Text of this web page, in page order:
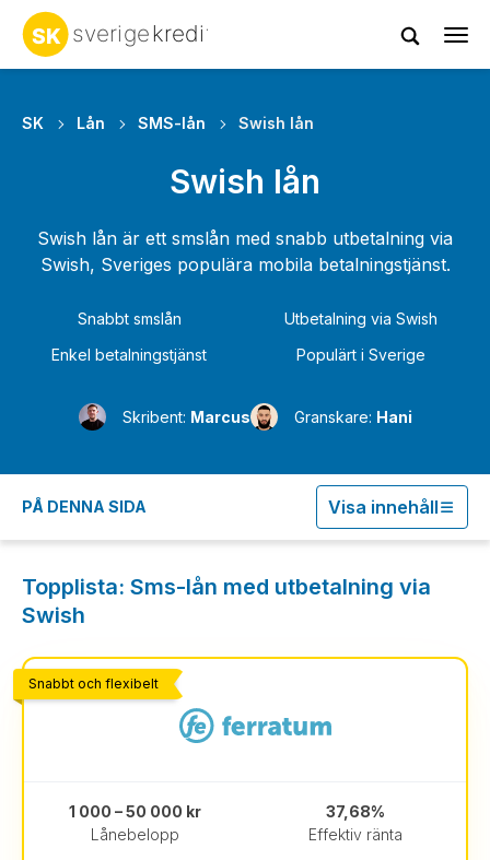
SK Lån SMS-lån Swish lån
Swish lån
Swish lån är ett smslån med snabb utbetalning via
Swish, Sveriges populära mobila betalningstjänst.
Snabbt smslån
Utbetalning via Swish
Enkel betalningstjänst
Populärt i Sverige
Skribent: Marcus Granskare: Hani
PÅ DENNA SIDA Visa innehåll
Topplista: Sms-lån med utbetalning via
Swish
Snabbt och flexibelt
Lånebelopp
1 000 – 50 000 kr
Effektiv ränta
37,68%